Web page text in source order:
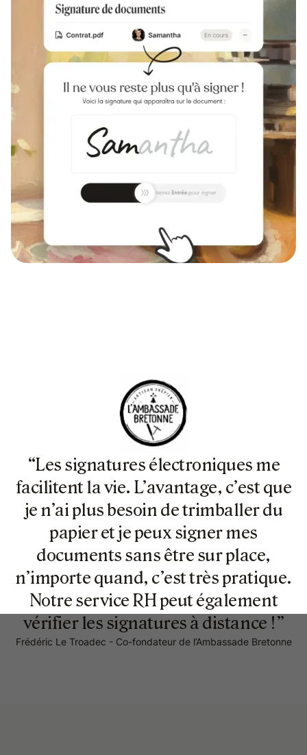
“Les signatures électroniques me
facilitent la vie. L’avantage, c’est que
je n’ai plus besoin de trimballer du
papier et je peux signer mes
documents sans être sur place,
n’importe quand, c’est très pratique.
Notre service RH peut également
vérifier les signatures à distance !”
Frédéric Le Troadec - Co-fondateur de l’Ambassade Bretonne